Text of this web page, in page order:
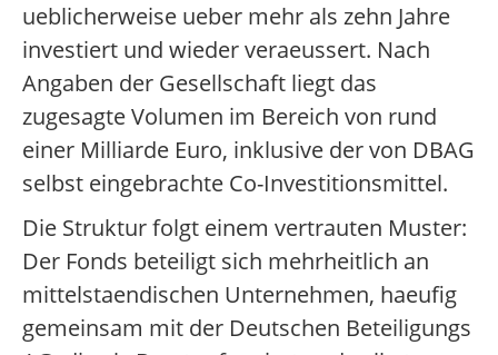
ueblicherweise ueber mehr als zehn Jahre
investiert und wieder veraeussert. Nach
Angaben der Gesellschaft liegt das
zugesagte Volumen im Bereich von rund
einer Milliarde Euro, inklusive der von DBAG
selbst eingebrachte Co-Investitionsmittel.
Die Struktur folgt einem vertrauten Muster:
Der Fonds beteiligt sich mehrheitlich an
mittelstaendischen Unternehmen, haeufig
gemeinsam mit der Deutschen Beteiligungs